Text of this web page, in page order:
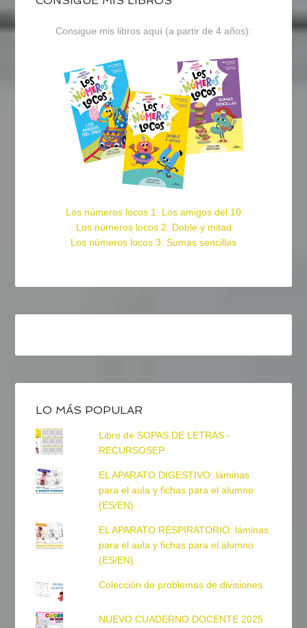
Consigue mis libros aquí (a partir de 4 años):
Los números locos 1: Los amigos del 10
Los números locos 2: Doble y mitad
Los números locos 3: Sumas sencillas
LO MÁS POPULAR
Libro de SOPAS DE LETRAS -
RECURSOSEP
EL APARATO DIGESTIVO: láminas
para el aula y fichas para el alumno
(ES/EN)
EL APARATO RESPIRATORIO: láminas
para el aula y fichas para el alumno
(ES/EN)
Colección de problemas de divisiones
NUEVO CUADERNO DOCENTE 2025